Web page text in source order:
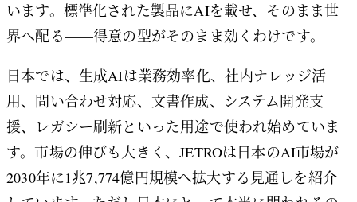
います。標準化された製品にAIを載せ、そのまま世
界へ配る——得意の型がそのまま効くわけです。
日本では、生成AIは業務効率化、社内ナレッジ活
用、問い合わせ対応、文書作成、システム開発支
援、レガシー刷新といった用途で使われ始めていま
す。市場の伸びも大きく、JETROは日本のAI市場が
2030年に1兆7,774億円規模へ拡大する見通しを紹介